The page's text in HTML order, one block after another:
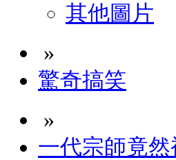
其他圖片
»
驚奇搞笑
»
一代宗師竟然